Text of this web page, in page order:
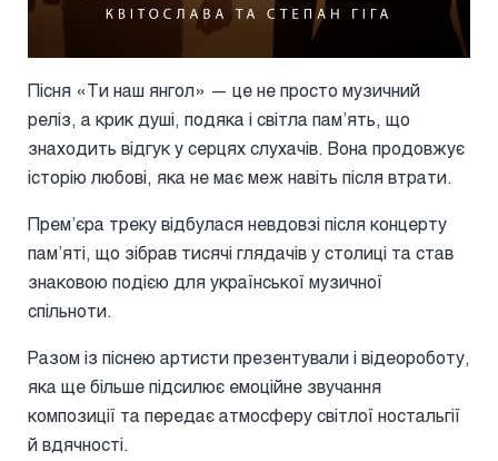
Пісня «Ти наш янгол» — це не просто музичний
реліз, а крик душі, подяка і світла пам’ять, що
знаходить відгук у серцях слухачів. Вона продовжує
історію любові, яка не має меж навіть після втрати.
Прем’єра треку відбулася невдовзі після концерту
пам’яті, що зібрав тисячі глядачів у столиці та став
знаковою подією для української музичної
спільноти.
Разом із піснею артисти презентували і відеороботу,
яка ще більше підсилює емоційне звучання
композиції та передає атмосферу світлої ностальгії
й вдячності.